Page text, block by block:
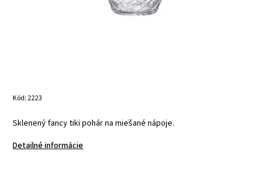
Kód:2223
Sklenený fancy tiki pohár na miešané nápoje.
Detailné informácie